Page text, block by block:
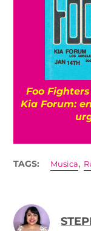
Foo
Kia Forum:
TAGS: Musica,